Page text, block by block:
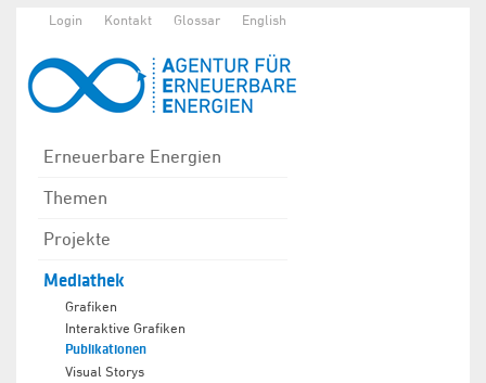
Login Kontakt Glossar English
Erneuerbare Energien
Themen
Projekte
Mediathek
Grafiken
Interaktive Grafiken
Publikationen
Visual Storys